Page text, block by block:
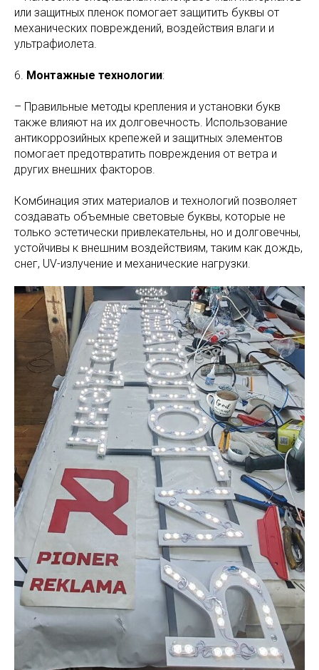
или защитных пленок помогает защитить буквы от
механических повреждений, воздействия влаги и
ультрафиолета.
6. Монтажные технологии:
– Правильные методы крепления и установки букв
также влияют на их долговечность. Использование
антикоррозийных крепежей и защитных элементов
помогает предотвратить повреждения от ветра и
других внешних факторов.
Комбинация этих материалов и технологий позволяет
создавать объемные световые буквы, которые не
только эстетически привлекательны, но и долговечны,
устойчивы к внешним воздействиям, таким как дождь,
снег, UV-излучение и механические нагрузки.